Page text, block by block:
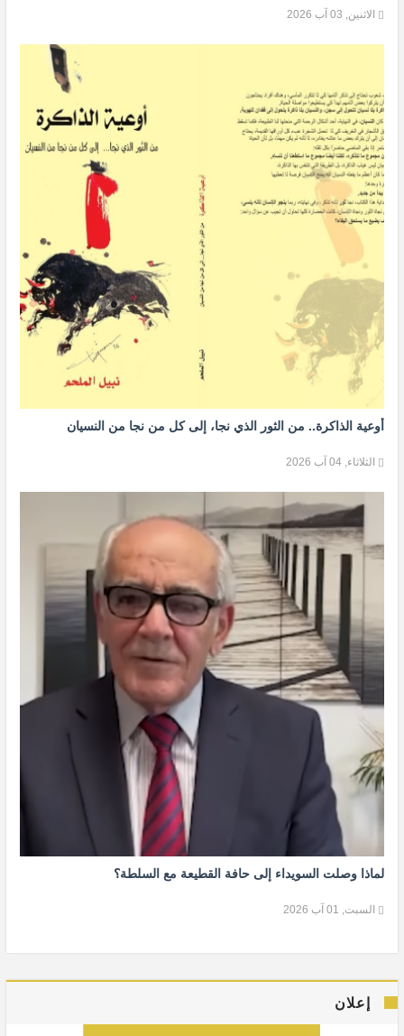
الاثنين, 03 آب 2026
أوعية الذاكرة.. من الثور الذي نجا، إلى كل من نجا من النسيان
الثلاثاء, 04 آب 2026
لماذا وصلت السويداء إلى حافة القطيعة مع السلطة؟
السبت, 01 آب 2026
إعلان